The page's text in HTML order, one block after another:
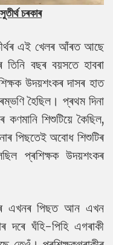
চৰকাৰ
এই খেলৰ আঁৰত আছে
বছৰ বয়সতে হাবৰা
উদয়শংকৰ দাসৰ হাত
হৈছিল। প্ৰথম দিনা
শিশুটিয়ে কৈছিল,
পিছতেই অবোধ শিশুটিৰ
প্ৰশিক্ষক উদয়শংকৰ
এখনৰ পিছত আন এখন
দৰে ঘঁহি-পিহি এগৰাকী